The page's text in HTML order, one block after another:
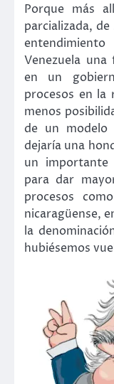
Porque más
parcializada,
Venezuela
en un
procesos en la
menos
de un modelo
dejaría una
un
para dar
procesos
nicaragüense,
la
hubiésemos